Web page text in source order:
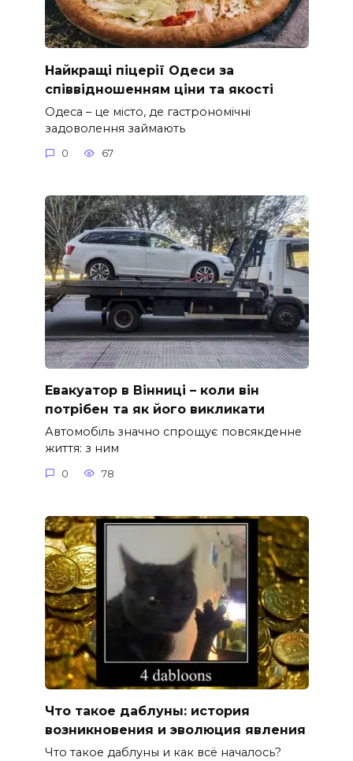
Найкращі піцерії Одеси за
співвідношенням ціни та якості
Одеса – це місто, де гастрономічні
задоволення займають
0 67
Евакуатор в Вінниці – коли він
потрібен та як його викликати
Автомобіль значно спрощує повсякденне
життя: з ним
0 78
Что такое даблуны: история
возникновения и эволюция явления
Что такое даблуны и как всё началось?